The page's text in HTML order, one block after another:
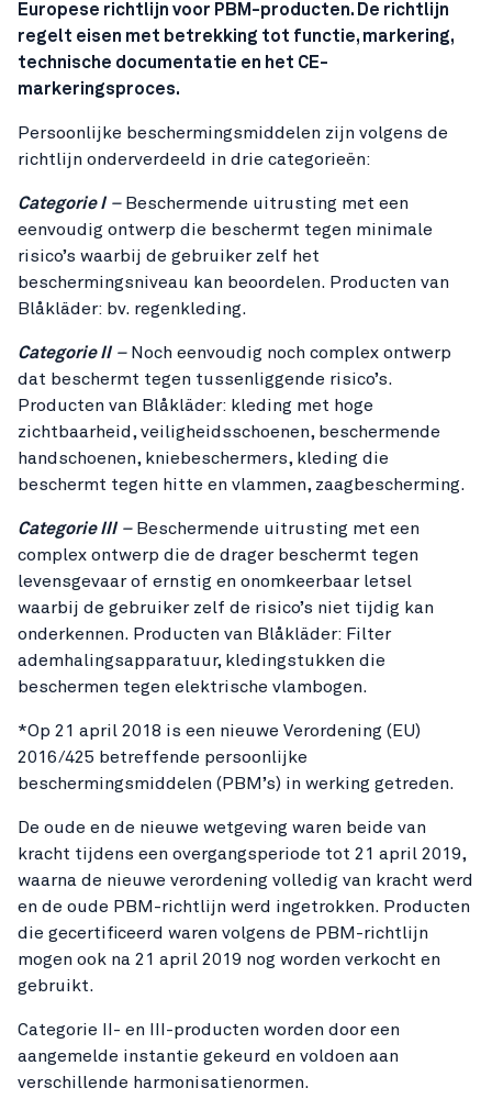
Europese richtlijn voor PBM-producten. De richtlijn
regelt eisen met betrekking tot functie, markering,
technische documentatie en het CE-
markeringsproces.
Persoonlijke beschermingsmiddelen zijn volgens de
richtlijn onderverdeeld in drie categorieën:
Categorie I–Beschermende uitrusting met een
eenvoudig ontwerp die beschermt tegen minimale
risico’s waarbij de gebruiker zelf het
beschermingsniveau kan beoordelen. Producten van
Blåkläder: bv. regenkleding.
Categorie II–Noch eenvoudig noch complex ontwerp
dat beschermt tegen tussenliggende risico’s.
Producten van Blåkläder: kleding met hoge
zichtbaarheid, veiligheidsschoenen, beschermende
handschoenen, kniebeschermers, kleding die
beschermt tegen hitte en vlammen, zaagbescherming.
Categorie III–Beschermende uitrusting met een
complex ontwerp die de drager beschermt tegen
levensgevaar of ernstig en onomkeerbaar letsel
waarbij de gebruiker zelf de risico’s niet tijdig kan
onderkennen. Producten van Blåkläder: Filter
ademhalingsapparatuur, kledingstukken die
beschermen tegen elektrische vlambogen.
*Op 21 april 2018 is een nieuwe Verordening (EU)
2016/425 betreffende persoonlijke
beschermingsmiddelen (PBM’s) in werking getreden.
De oude en de nieuwe wetgeving waren beide van
kracht tijdens een overgangsperiode tot 21 april 2019,
waarna de nieuwe verordening volledig van kracht werd
en de oude PBM-richtlijn werd ingetrokken. Producten
die gecertificeerd waren volgens de PBM-richtlijn
mogen ook na 21 april 2019 nog worden verkocht en
gebruikt.
Categorie II- en III-producten worden door een
aangemelde instantie gekeurd en voldoen aan
verschillende harmonisatienormen.